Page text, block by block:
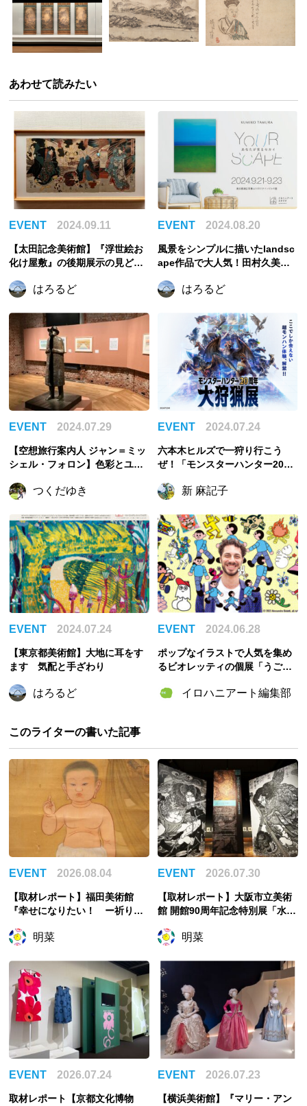
あわせて読みたい
EVENT 2024.09.11
【太田記念美術館】『浮世絵お
化け屋敷』の後期展示の見どこ
た浮世絵の名品が大集合
はろるど
EVENT 2024.08.20
風景をシンプルに描いたlandsc
ape作品で大人気！田村久美子
たが見るセカイ〜」が、南青山
はろるど
EVENT 2024.07.29
【空想旅行案内人 ジャン＝ミッ
シェル・フォロン】色彩とユー
に迫る大回顧展
つくだゆき
EVENT 2024.07.24
六本木ヒルズで一狩り行こう
ぜ！「モンスターハンター20周
新 麻記子
EVENT 2024.07.24
【東京都美術館】大地に耳をす
ます 気配と手ざわり
はろるど
EVENT 2024.06.28
ポップなイラストで人気を集め
るビオレッティの個展「うご
タジオにて開催！
イロハニアート編集部
このライターの書いた記事
EVENT 2026.08.04
【取材レポート】福田美術館
『幸せになりたい！ ー祈りの
私が祈ったこと
明菜
EVENT 2026.07.30
【取材レポート】大阪市立美術
館 開館90周年記念特別展「水滸
き込む世界観
明菜
EVENT 2026.07.24
取材レポート【京都文化博物
EVENT 2026.07.23
【横浜美術館】『マリー・アン